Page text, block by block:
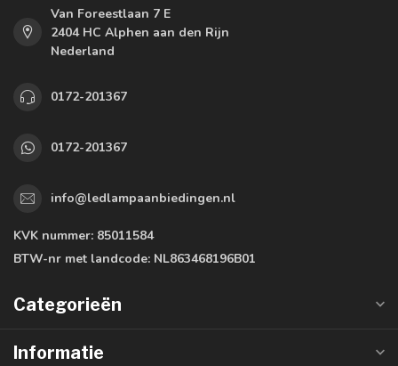
Van Foreestlaan 7 E
2404 HC Alphen aan den Rijn
Nederland
0172-201367
0172-201367
info@ledlampaanbiedingen.nl
KVK nummer: 85011584
BTW-nr met landcode: NL863468196B01
Categorieën
Informatie